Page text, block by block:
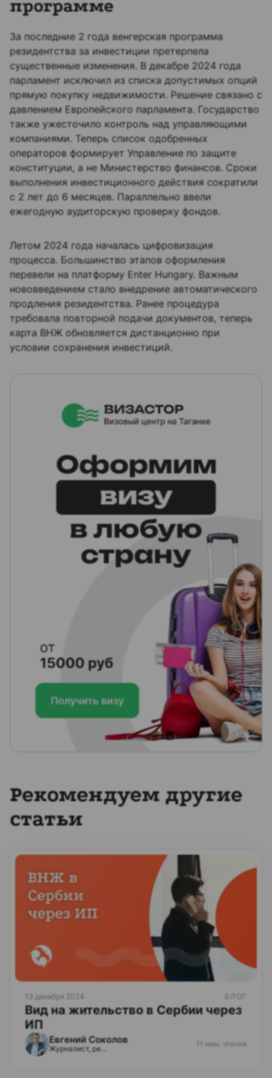
программе
За последние 2 года венгерская программа
резидентства за инвестиции претерпела
существенные изменения. В декабре 2024 года
парламент исключил из списка допустимых опций
прямую покупку недвижимости. Решение связано с
давлением Европейского парламента. Государство
также ужесточило контроль над управляющими
компаниями. Теперь список одобренных
операторов формирует Управление по защите
конституции, а не Министерство финансов. Сроки
выполнения инвестиционного действия сократили
с 2 лет до 6 месяцев. Параллельно ввели
ежегодную аудиторскую проверку фондов.
Летом 2024 года началась цифровизация
процесса. Большинство этапов оформления
перевели на платформу Enter Hungary. Важным
нововведением стало внедрение автоматического
продления резидентства. Ранее процедура
требовала повторной подачи документов, теперь
карта ВНЖ обновляется дистанционно при
условии сохранения инвестиций.
Рекомендуем другие
статьи
13 декабря 2024
Вид на жительство в Сербии через
ИП
Евгений Соколов 11 мин. чтения